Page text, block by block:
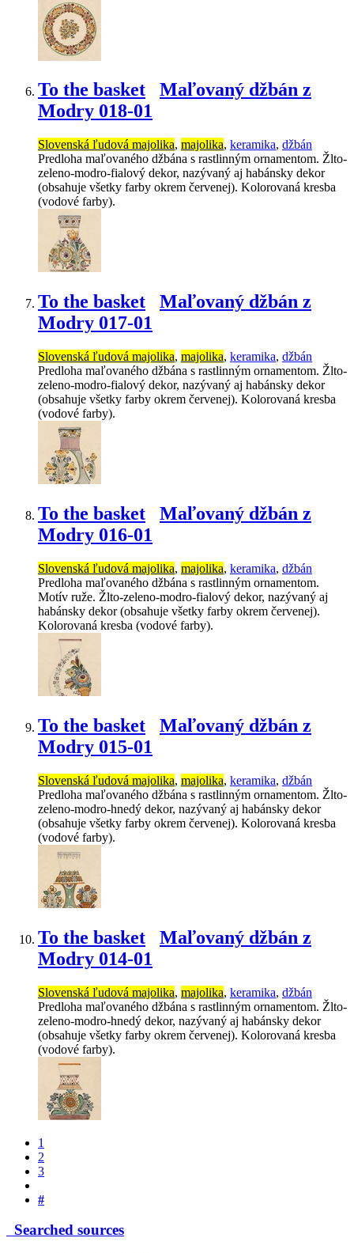
To the basket
Maľovaný džbán z
Modry 018-01
Slovenská ľudová majolika, majolika, keramika, džbán
Predloha maľovaného džbána s rastlinným ornamentom. Žlto-
zeleno-modro-fialový dekor, nazývaný aj habánsky dekor
(obsahuje všetky farby okrem červenej). Kolorovaná kresba
(vodové farby).
To the basket
Maľovaný džbán z
Modry 017-01
Slovenská ľudová majolika, majolika, keramika, džbán
Predloha maľovaného džbána s rastlinným ornamentom. Žlto-
zeleno-modro-fialový dekor, nazývaný aj habánsky dekor
(obsahuje všetky farby okrem červenej). Kolorovaná kresba
(vodové farby).
To the basket
Maľovaný džbán z
Modry 016-01
Slovenská ľudová majolika, majolika, keramika, džbán
Predloha maľovaného džbána s rastlinným ornamentom.
Motív ruže. Žlto-zeleno-modro-fialový dekor, nazývaný aj
habánsky dekor (obsahuje všetky farby okrem červenej).
Kolorovaná kresba (vodové farby).
To the basket
Maľovaný džbán z
Modry 015-01
Slovenská ľudová majolika, majolika, keramika, džbán
Predloha maľovaného džbána s rastlinným ornamentom. Žlto-
zeleno-modro-hnedý dekor, nazývaný aj habánsky dekor
(obsahuje všetky farby okrem červenej). Kolorovaná kresba
(vodové farby).
To the basket
Maľovaný džbán z
Modry 014-01
Slovenská ľudová majolika, majolika, keramika, džbán
Predloha maľovaného džbána s rastlinným ornamentom. Žlto-
zeleno-modro-hnedý dekor, nazývaný aj habánsky dekor
(obsahuje všetky farby okrem červenej). Kolorovaná kresba
(vodové farby).
1
2
3
#
Searched sources